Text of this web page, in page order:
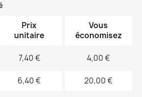
Prix
unitaire
Vous
économisez
7,40 € 4,00 €
6,40 € 20,00 €